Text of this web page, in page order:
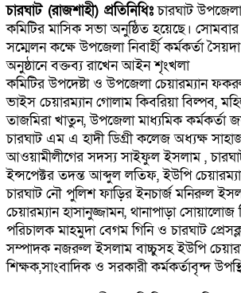
চারঘাট (রাজশাহী) প্রতিনিধিঃচারঘাট
কমিটির মাসিক সভা অনুষ্ঠিত হয়েছে।
সম্মেলন কক্ষে উপজেলা নিবার্হী কর্মকর্তা
অনুষ্ঠানে বক্তব্য রাখেন আইন শৃংখলা
কমিটির উপদেষ্টা ও উপজেলা চেয়ারম্যান
ভাইস চেয়ারম্যান গোলাম কিবরিয়া বিল্পব,
তাজমিরা খাতুন, উপজেলা মাধ্যমিক কর্মকর্তা
চারঘাট এম এ হাদী ডিগ্রী কলেজ অধ্যক্ষ
আওয়ামীলীগের সদস্য সাইফুল ইসলাম ,
ইন্সপেক্টর তদন্ত আব্দুল লতিফ, ইউপি
চারঘাট নৌ পুলিশ ফাড়ির ইনচার্জ মনিরুল
চেয়ারম্যান হাসানুজ্জামন, থানাপাড়া
পরিচালক মাহমুদা বেগম গিনি ও চারঘাট
সম্পাদক নজরুল ইসলাম বাচ্চুসহ ইউপি
শিক্ষক,সাংবাদিক ও সরকারী কর্মকর্তাবৃন্দ